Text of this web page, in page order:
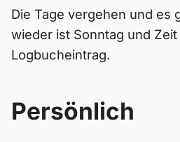
Die Tage vergehen und es
wieder ist Sonntag und
Logbucheintrag.
Persönlich